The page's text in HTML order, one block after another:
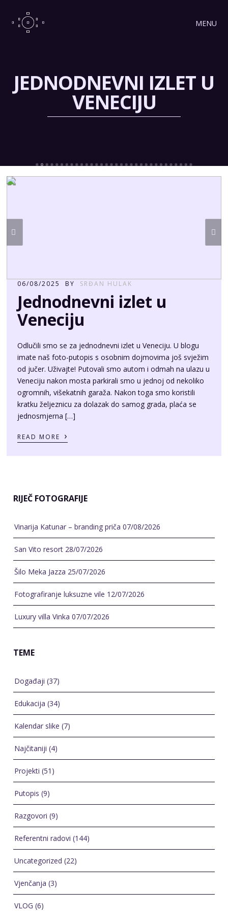
MENU
JEDNODNEVNI IZLET U
VENECIJU
06/08/2025 BY SRĐAN HULAK
Jednodnevni izlet u
Veneciju
Odlučili smo se za jednodnevni izlet u Veneciju. U blogu
imate naš foto-putopis s osobnim dojmovima još svježim
od jučer. Uživajte! Putovali smo autom i odmah na ulazu u
Veneciju nakon mosta parkirali smo u jednoj od nekoliko
ogromnih, višekatnih garaža. Nakon toga smo koristili
kratku željeznicu za dolazak do samog grada, plaća se
jednosmjerna […]
READ MORE ›
RIJEČ FOTOGRAFIJE
Vinarija Katunar – branding priča 07/08/2026
San Vito resort 28/07/2026
Šilo Meka Jazza 25/07/2026
Fotografiranje luksuzne vile 12/07/2026
Luxury villa Vinka 07/07/2026
TEME
Događaji (37)
Edukacija (34)
Kalendar slike (7)
Najčitaniji (4)
Projekti (51)
Putopis (9)
Razgovori (9)
Referentni radovi (144)
Uncategorized (22)
Vjenčanja (3)
VLOG (6)